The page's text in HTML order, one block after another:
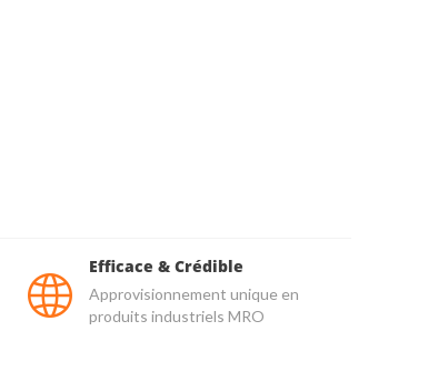
Efficace & Crédible
Approvisionnement unique en
produits industriels MRO